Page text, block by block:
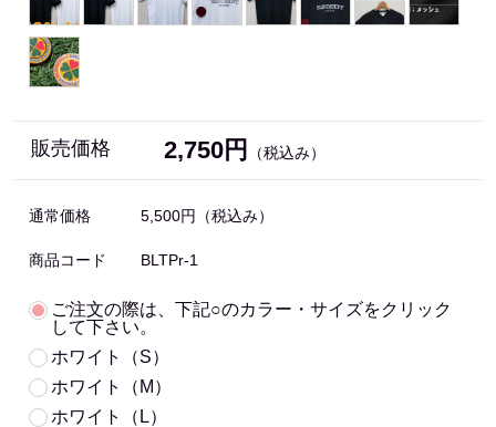
販売価格 2,750円 （税込み）
通常価格 5,500円 （税込み）
商品コード BLTPr-1
ご注文の際は、下記○のカラー・サイズをクリック
して下さい。
ホワイト（S）
ホワイト（M）
ホワイト（L）